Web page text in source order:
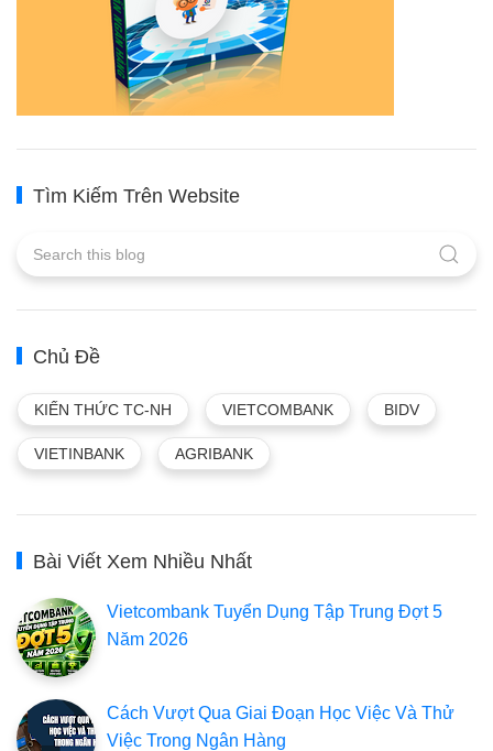
Tìm Kiếm Trên Website
Chủ Đề
KIẾN THỨC TC-NH VIETCOMBANK BIDV
VIETINBANK AGRIBANK
Bài Viết Xem Nhiều Nhất
Vietcombank Tuyển Dụng Tập Trung Đợt 5
Năm 2026
Cách Vượt Qua Giai Đoạn Học Việc Và Thử
Việc Trong Ngân Hàng